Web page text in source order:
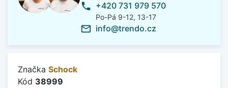
phone +420 731 979 570
Po-Pá 9-12, 13-17
mail_outline info@trendo.cz
Značka Schock
Kód 38999